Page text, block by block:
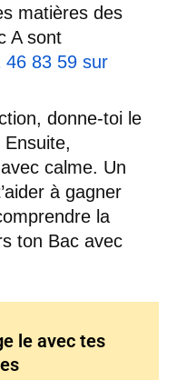
matières des
A sont
46 83 59 sur
donne-toi le
calme. Un
à gagner
la
ton Bac avec
le avec tes